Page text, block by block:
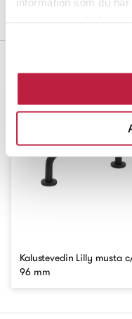
Täydennä
Kalustevedin Lilly musta
96 mm